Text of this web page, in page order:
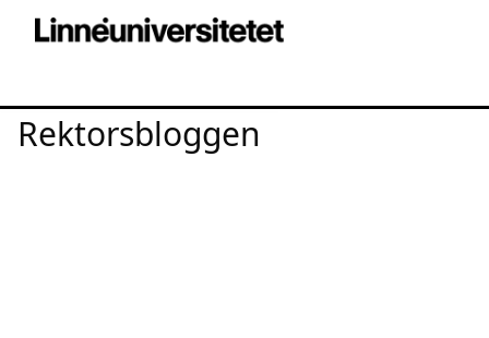
Rektorsbloggen